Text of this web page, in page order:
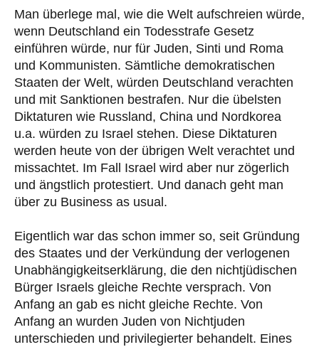
Man überlege mal, wie die Welt aufschreien würde,
wenn Deutschland ein Todesstrafe Gesetz
einführen würde, nur für Juden, Sinti und Roma
und Kommunisten. Sämtliche demokratischen
Staaten der Welt, würden Deutschland verachten
und mit Sanktionen bestrafen. Nur die übelsten
Diktaturen wie Russland, China und Nordkorea
u.a. würden zu Israel stehen. Diese Diktaturen
werden heute von der übrigen Welt verachtet und
missachtet. Im Fall Israel wird aber nur zögerlich
und ängstlich protestiert. Und danach geht man
über zu Business as usual.
Eigentlich war das schon immer so, seit Gründung
des Staates und der Verkündung der verlogenen
Unabhängigkeitserklärung, die den nichtjüdischen
Bürger Israels gleiche Rechte versprach. Von
Anfang an gab es nicht gleiche Rechte. Von
Anfang an wurden Juden von Nichtjuden
unterschieden und privilegierter behandelt. Eines